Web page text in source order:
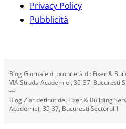
Privacy Policy
Pubblicità
Blog Giornale di proprietà di: Fixer &
VIA Strada Academiei, 35-37, Bucuresti
---
Blog Ziar deținut de: Fixer & Building
Academiei, 35-37, Bucuresti Sectorul 1